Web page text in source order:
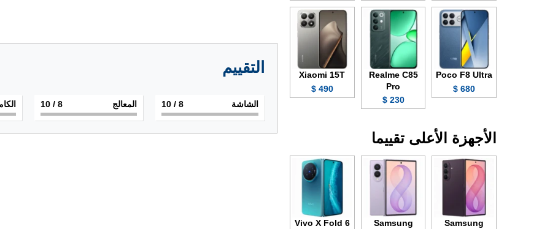
التقييم
الشاشة 8
/ 10 المعالج 8
/ 10
Poco F8 Ultra
680 $
Realme C85
Pro
230 $
Xiaomi 15T
490 $
الأجهزة الأعلى تقييما
Samsung
Samsung
Vivo X Fold 6